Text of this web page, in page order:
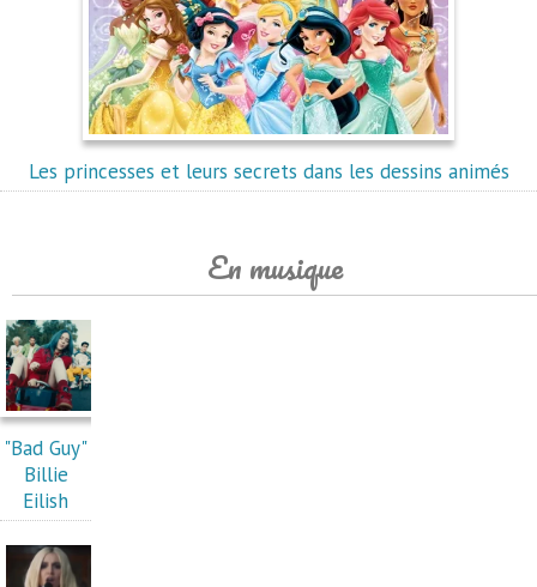
Les princesses et leurs secrets dans les dessins animés
En musique
"Bad Guy"
Billie
Eilish